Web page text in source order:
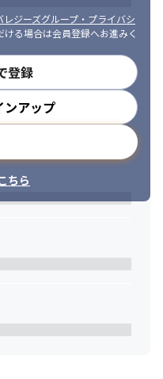
レジーズグループ・プライバシ
る場合は会員登録へお進みく
登録
アップ
ちら